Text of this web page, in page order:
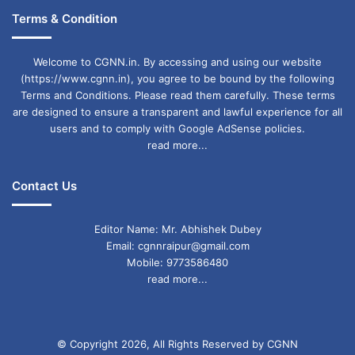
के 12 जिलों कन्याकुमारी, तिरुनेलवेली, थूथुकुडी,
विरुधुनगर, मदुरै, डिंडीगुल, त्रिची, पेरम्बलुर, कुड्डालोर,
विल्लुपुरम, चेंगलपट्टू और चेन्नई के लोगों को आधुनिक और
तेज़ ट्रेन यात्रा का अनुभव प्रदान करेगी.
यह रेल सेवा तीर्थयात्रियों को दिव्य अरुलमिगु मीनाक्षी अम्मन
करने में सुविधा प्रदान करेगी. यह ट्रेन 8 घंटे 50 मिनट में
726.06 किलोमीटर की दूरी तय करती है. चेन्नई,
तिरुचिरापल्ली, मदुरै – नागरकोइल कॉरिडोर में सबसे तेज
सेवा, मौजूदा तेज ट्रेनों की तुलना में लगभग 2 घंटे की बचत
Terms & Condition
Welcome to CGNN.in. By accessing and using our website
(https://www.cgnn.in), you agree to be bound by the following
Terms and Conditions. Please read them carefully. These terms
are designed to ensure a transparent and lawful experience for all
users and to comply with Google AdSense policies.
read more...
Contact Us
Editor Name: Mr. Abhishek Dubey
Email: cgnnraipur@gmail.com
Mobile: 9773586480
read more...
© Copyright 2026, All Rights Reserved by CGNN